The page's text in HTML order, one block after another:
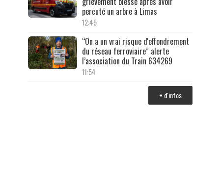
percuté un arbre à Limas
12:45
“On a un vrai risque d'effondrement
du réseau ferroviaire” alerte
l’association du Train 634269
11:54
+ d'infos